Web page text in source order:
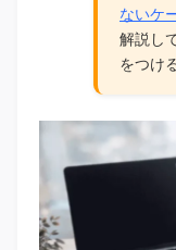
ないケ
解説し
をつけ